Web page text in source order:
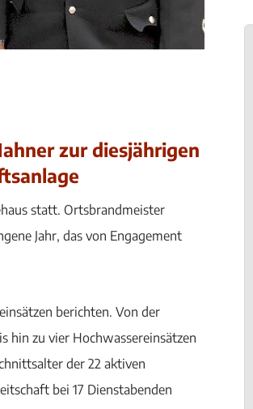
zur diesjährigen
statt. Ortsbrandmeister
Jahr, das von Engagement
berichten. Von der
hin zu vier Hochwassereinsätzen
der 22 aktiven
bei 17 Dienstabenden